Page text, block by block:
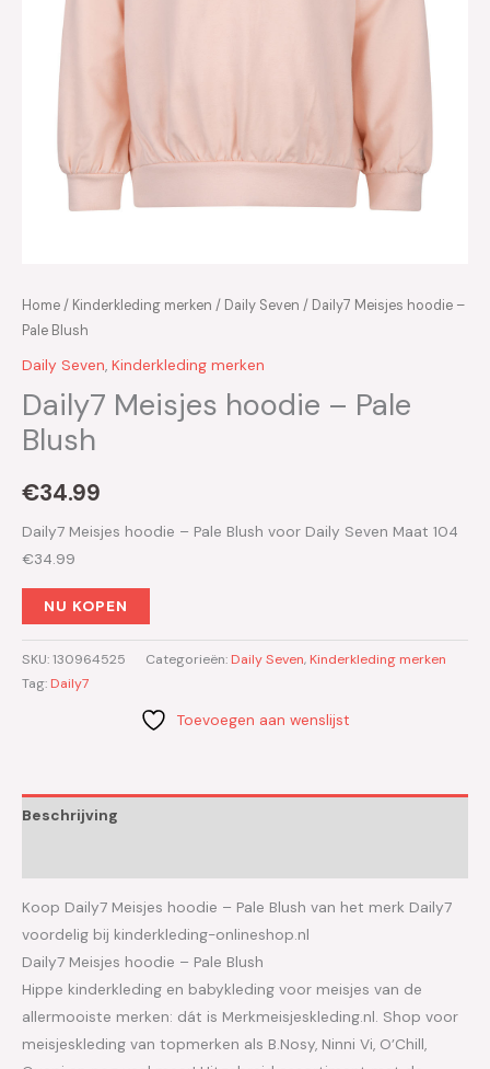
Home/ Kinderkleding merken / Daily Seven / Daily7 Meisjes hoodie –
Pale Blush
Daily Seven, Kinderkleding merken
Daily7 Meisjes hoodie – Pale
Blush
€34.99
Daily7 Meisjes hoodie – Pale Blush voor Daily Seven Maat 104
€34.99
NU KOPEN
SKU:130964525 Categorieën: Daily Seven, Kinderkleding merken
Tag: Daily7
Toevoegen aan wenslijst
Beschrijving
Koop Daily7 Meisjes hoodie – Pale Blush van het merk Daily7
voordelig bij kinderkleding-onlineshop.nl
Daily7 Meisjes hoodie – Pale Blush
Hippe kinderkleding en babykleding voor meisjes van de
allermooiste merken: dát is Merkmeisjeskleding.nl. Shop voor
meisjeskleding van topmerken als B.Nosy, Ninni Vi, O’Chill,